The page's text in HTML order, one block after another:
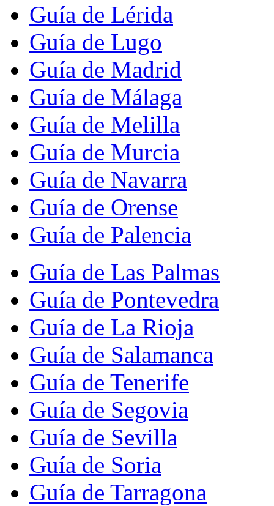
Guía de Lérida
Guía de Lugo
Guía de Madrid
Guía de Málaga
Guía de Melilla
Guía de Murcia
Guía de Navarra
Guía de Orense
Guía de Palencia
Guía de Las Palmas
Guía de Pontevedra
Guía de La Rioja
Guía de Salamanca
Guía de Tenerife
Guía de Segovia
Guía de Sevilla
Guía de Soria
Guía de Tarragona